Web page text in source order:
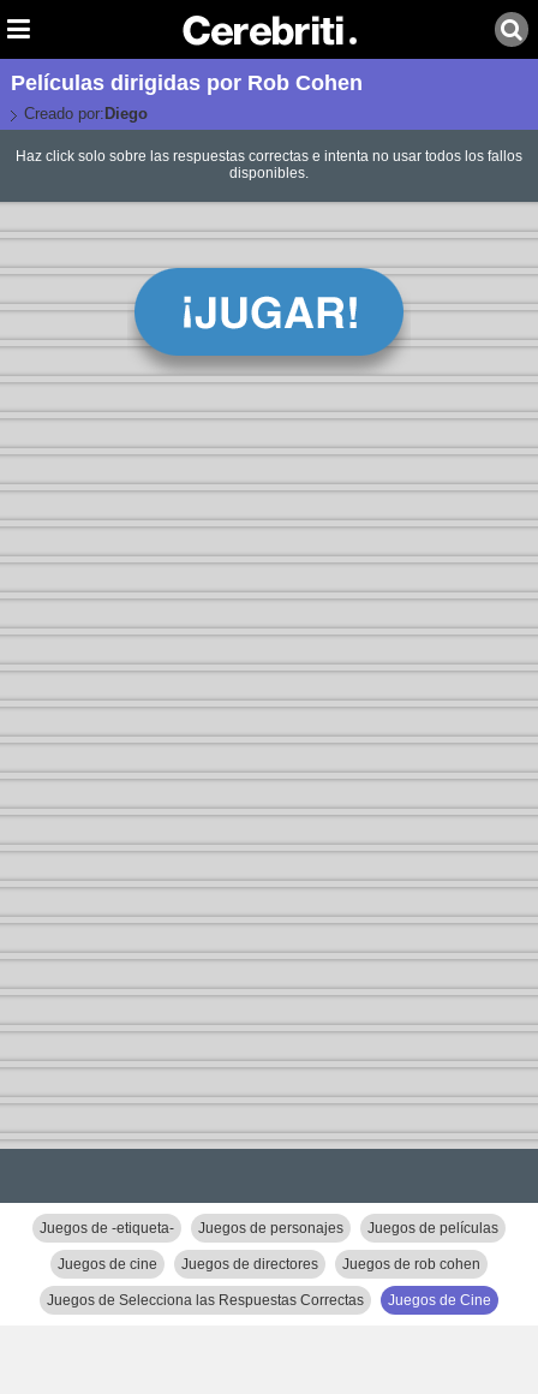
Películas dirigidas por Rob Cohen
Creado por: Diego
Haz click solo sobre las respuestas correctas e intenta no usar todos los fallos
disponibles.
Juegos de -etiqueta- Juegos de personajes Juegos de películas
Juegos de cine Juegos de directores Juegos de rob cohen
Juegos de Selecciona las Respuestas Correctas Juegos de Cine